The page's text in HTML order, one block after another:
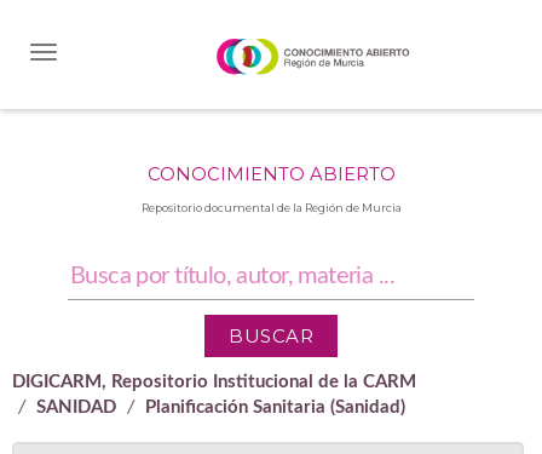
CONOCIMIENTO ABIERTO
Repositorio documental de la Región de Murcia
DIGICARM, Repositorio Institucional de la CARM
SANIDAD
Planificación Sanitaria (Sanidad)